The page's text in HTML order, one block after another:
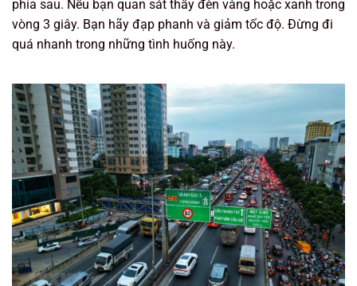
phía sau. Nếu bạn quan sát thấy đèn vàng hoặc xanh trong
vòng 3 giây. Bạn hãy đạp phanh và giảm tốc độ. Đừng đi
quá nhanh trong những tình huống này.